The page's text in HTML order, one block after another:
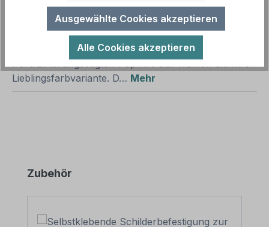
Beschreibung
Präsentieren Sie Ihr lustiges oder dynamisches
Portrait im angesagten Pop Art-Stil. Wählen Sie Ihre
Lieblingsfarbvariante. D… Mehr
Produktgalerie überspringen
Zubehör
Ausgewählte Cookies akzeptieren
Alle Cookies akzeptieren